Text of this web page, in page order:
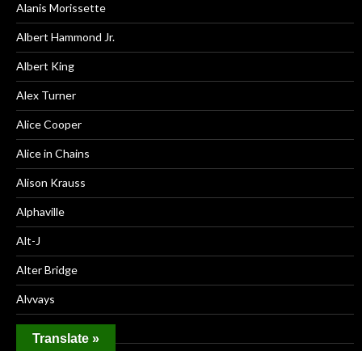
Alanis Morissette
Albert Hammond Jr.
Albert King
Alex Turner
Alice Cooper
Alice in Chains
Alison Krauss
Alphaville
Alt-J
Alter Bridge
Alvvays
America
Translate »